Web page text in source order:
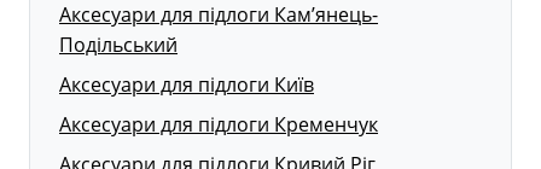
Аксесуари для підлоги Кам’янець-
Подільський
Аксесуари для підлоги Київ
Аксесуари для підлоги Кременчук